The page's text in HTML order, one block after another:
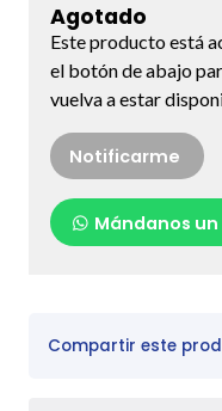
Agotado
Este producto está
el botón de abajo
vuelva a estar
Notificarme
Mándanos
Compartir este